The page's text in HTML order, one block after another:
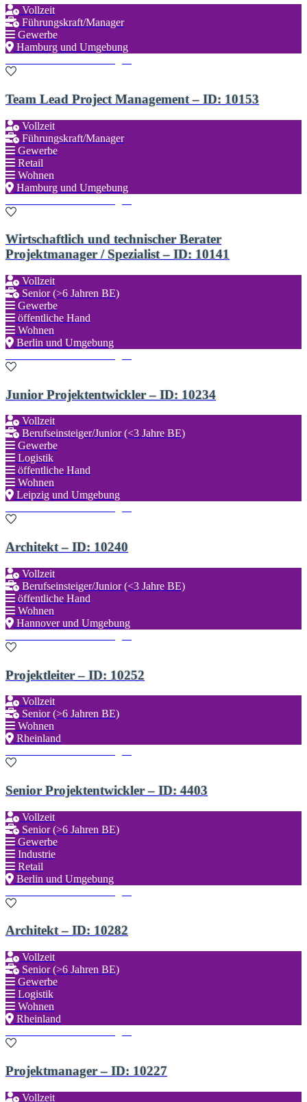
Vollzeit
Führungskraft/Manager
Gewerbe
Hamburg und Umgebung
Team Lead Project Management – ID: 10153
Vollzeit
Führungskraft/Manager
Gewerbe
Retail
Wohnen
Hamburg und Umgebung
Wirtschaftlich und technischer Berater
Projektmanager / Spezialist – ID: 10141
Vollzeit
Senior (>6 Jahren BE)
Gewerbe
öffentliche Hand
Wohnen
Berlin und Umgebung
Junior Projektentwickler – ID: 10234
Vollzeit
Berufseinsteiger/Junior (<3 Jahre BE)
Gewerbe
Logistik
öffentliche Hand
Wohnen
Leipzig und Umgebung
Architekt – ID: 10240
Vollzeit
Berufseinsteiger/Junior (<3 Jahre BE)
öffentliche Hand
Wohnen
Hannover und Umgebung
Projektleiter – ID: 10252
Vollzeit
Senior (>6 Jahren BE)
Wohnen
Rheinland
Senior Projektentwickler – ID: 4403
Vollzeit
Senior (>6 Jahren BE)
Gewerbe
Industrie
Retail
Berlin und Umgebung
Architekt – ID: 10282
Vollzeit
Senior (>6 Jahren BE)
Gewerbe
Logistik
Wohnen
Rheinland
Projektmanager – ID: 10227
Vollzeit